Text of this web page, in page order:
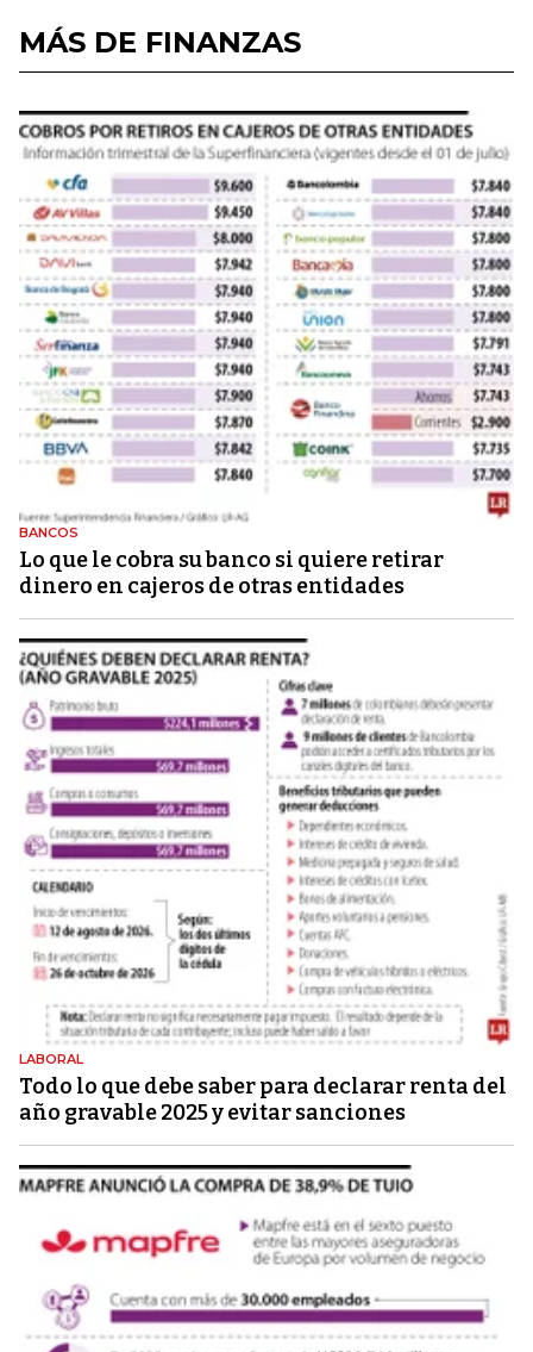
MÁS DE FINANZAS
BANCOS
Lo que le cobra su banco si quiere retirar
dinero en cajeros de otras entidades
LABORAL
Todo lo que debe saber para declarar renta del
año gravable 2025 y evitar sanciones